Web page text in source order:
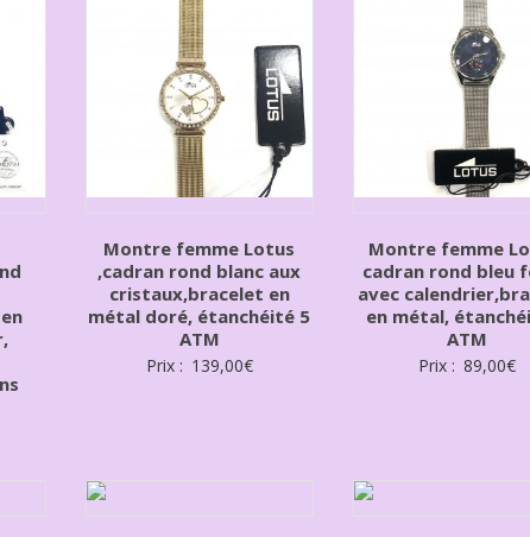
Montre femme Lotus
,cadran rond blanc aux
cristaux,bracelet en
métal doré, étanchéité 5
ATM
Prix : 139,00€
Montre femme
cadran rond bleu
avec
en métal,
ATM
Prix : 89,00€